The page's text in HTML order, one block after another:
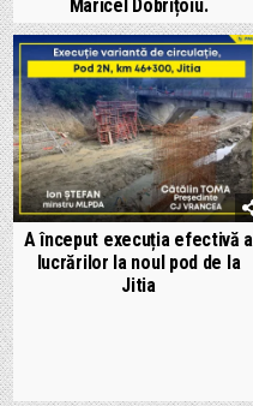
Maricel Dobrițoiu.
A început execuția efectivă a
lucrărilor la noul pod de la
Jitia